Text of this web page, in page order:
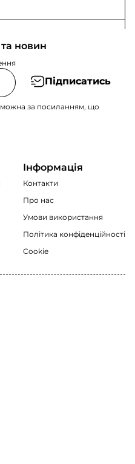
та новин
Підписатись
за посиланням, що
Інформація
Контакти
Про нас
Умови використання
Політика конфіденційності
Cookie